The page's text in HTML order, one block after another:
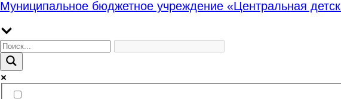
Муниципальное бюджетное учреждение «Центральная